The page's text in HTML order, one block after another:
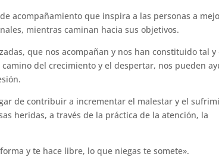
acompañamiento que inspira a las personas a
mientras caminan hacia sus objetivos.
que nos acompañan y nos han constituido tal y
del crecimiento y el despertar, nos pueden
de contribuir a incrementar el malestar y el
heridas, a través de la práctica de la atención, la
y te hace libre, lo que niegas te somete».